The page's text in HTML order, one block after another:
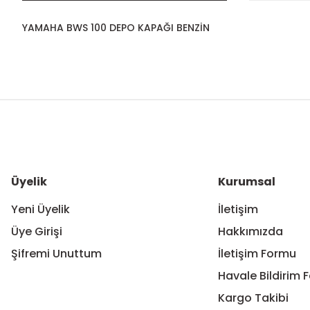
YAMAHA BWS 100 DEPO KAPAĞI BENZİN
Ürün bilgilerinde hatalar bulunuyor.
Üyelik
Yeni Üyelik
Üye Girişi
Şifremi Unuttum
Kurumsal
İletişim
Hakkımızda
İletişim Formu
Havale Bildirim
Kargo Takibi